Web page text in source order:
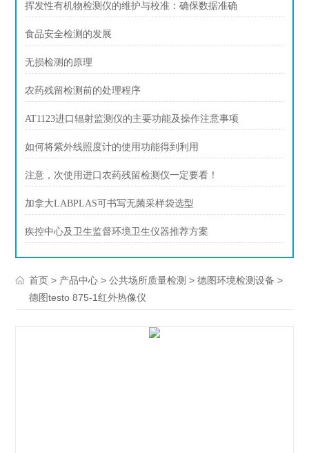
挥发性有机物检测仪的维护与校准：确保数据准确
食品安全检测的发展
无损检测的原理
农药残留检测前的处理程序
AT1123进口辐射监测仪的主要功能及操作注意事项
如何将紫外线照度计的使用功能得到利用
注意，次使用进口农药残留检测仪一定要看！
加拿大LABPLAS可书写无菌采样袋选型
疾控中心及卫生监督环境卫生仪器推荐方案
首页 > 产品中心 >公共场所质量检测 >德图环境检测设备 >
德图testo 875-1红外热像仪